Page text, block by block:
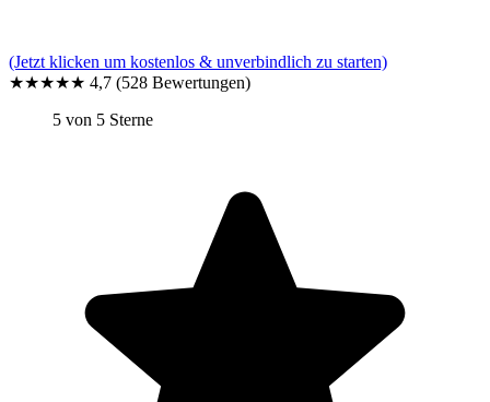
(Jetzt klicken um kostenlos & unverbindlich zu starten)
★★★★★ 4,7 (528 Bewertungen)
5 von 5 Sterne